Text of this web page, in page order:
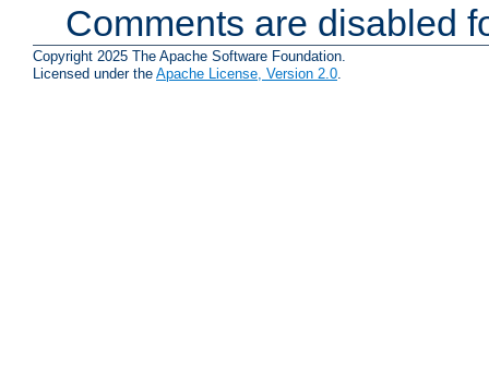
Comments are disabled
Copyright 2025 The Apache Software Foundation.
Licensed under the Apache License, Version 2.0.